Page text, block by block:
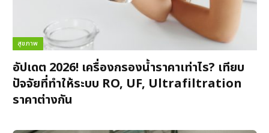
สุขภาพ
อัปเดต 2026! เครื่องกรองน้ำราคาเท่าไร? เทียบ
ปัจจัยที่ทำให้ระบบ RO, UF, Ultrafiltration
ราคาต่างกัน